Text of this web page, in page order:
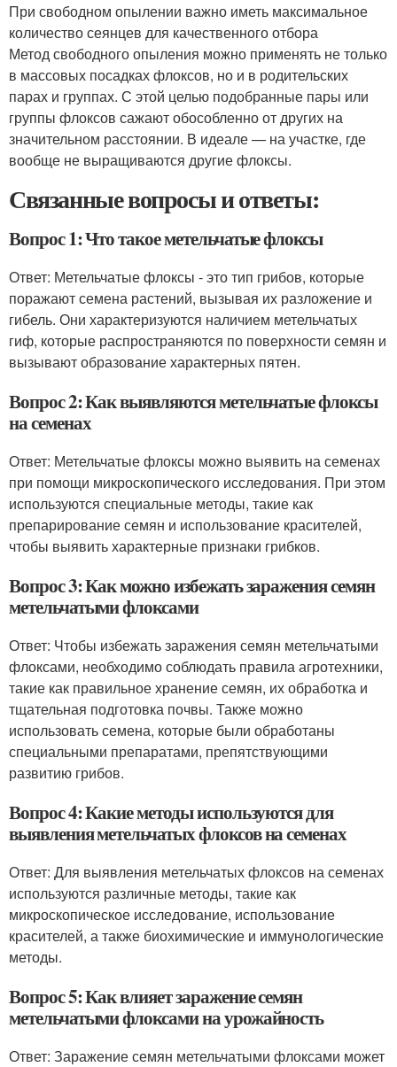
При свободном опылении важно иметь максимальное
количество сеянцев для качественного отбора
Метод свободного опыления можно применять не только
в массовых посадках флоксов, но и в родительских
парах и группах. С этой целью подобранные пары или
группы флоксов сажают обособленно от других на
значительном расстоянии. В идеале — на участке, где
вообще не выращиваются другие флоксы.
Связанные вопросы и ответы:
Вопрос 1: Что такое метельчатые флоксы
Ответ: Метельчатые флоксы - это тип грибов, которые
поражают семена растений, вызывая их разложение и
гибель. Они характеризуются наличием метельчатых
гиф, которые распространяются по поверхности семян и
вызывают образование характерных пятен.
Вопрос 2: Как выявляются метельчатые флоксы
на семенах
Ответ: Метельчатые флоксы можно выявить на семенах
при помощи микроскопического исследования. При этом
используются специальные методы, такие как
препарирование семян и использование красителей,
чтобы выявить характерные признаки грибков.
Вопрос 3: Как можно избежать заражения семян
метельчатыми флоксами
Ответ: Чтобы избежать заражения семян метельчатыми
флоксами, необходимо соблюдать правила агротехники,
такие как правильное хранение семян, их обработка и
тщательная подготовка почвы. Также можно
использовать семена, которые были обработаны
специальными препаратами, препятствующими
развитию грибов.
Вопрос 4: Какие методы используются для
выявления метельчатых флоксов на семенах
Ответ: Для выявления метельчатых флоксов на семенах
используются различные методы, такие как
микроскопическое исследование, использование
красителей, а также биохимические и иммунологические
методы.
Вопрос 5: Как влияет заражение семян
метельчатыми флоксами на урожайность
Ответ: Заражение семян метельчатыми флоксами может